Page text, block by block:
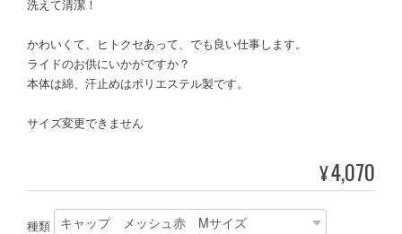
洗えて清潔！
かわいくて、ヒトクセあって、でも良い仕事します。
ライドのお供にいかがですか？
本体は綿、汗止めはポリエステル製です。
サイズ変更できません
¥4,070
種類